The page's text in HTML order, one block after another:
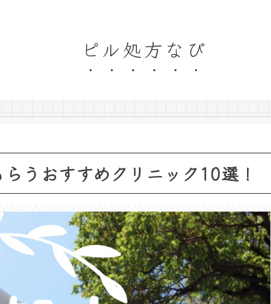
ピル処方なび
うおすすめクリニック10選！